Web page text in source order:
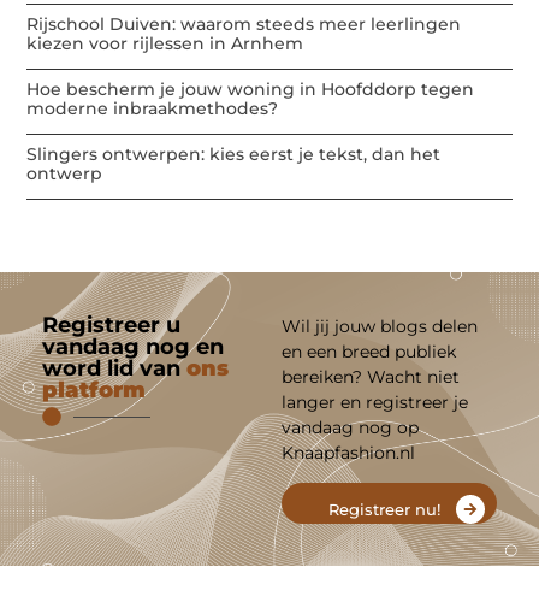
Rijschool Duiven: waarom steeds meer leerlingen
kiezen voor rijlessen in Arnhem
Hoe bescherm je jouw woning in Hoofddorp tegen
moderne inbraakmethodes?
Slingers ontwerpen: kies eerst je tekst, dan het
ontwerp
Registreer u
vandaag nog en
word lid vanons
platform
Wil jij jouw blogs delen
en een breed publiek
bereiken? Wacht niet
langer en registreer je
vandaag nog op
Knaapfashion.nl
Registreer nu!